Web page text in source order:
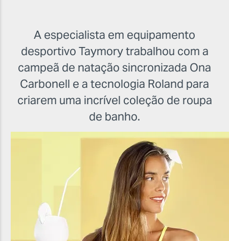
A especialista em equipamento
desportivo Taymory trabalhou com a
campeã de natação sincronizada Ona
Carbonell e a tecnologia Roland para
criarem uma incrível coleção de roupa
de banho.